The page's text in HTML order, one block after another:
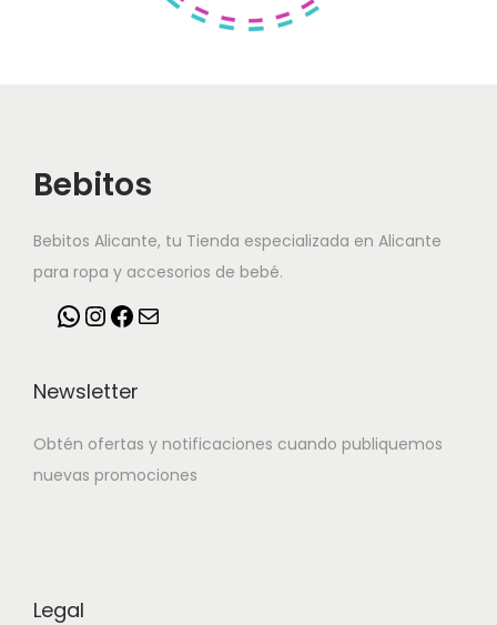
Bebitos
Bebitos Alicante, tu Tienda especializada en Alicante
para ropa y accesorios de bebé.
Newsletter
Obtén ofertas y notificaciones cuando publiquemos
nuevas promociones
Legal